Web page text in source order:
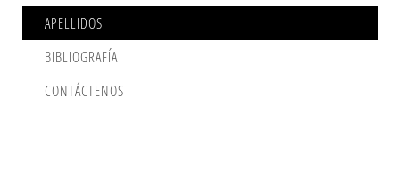
APELLIDOS
BIBLIOGRAFÍA
CONTÁCTENOS